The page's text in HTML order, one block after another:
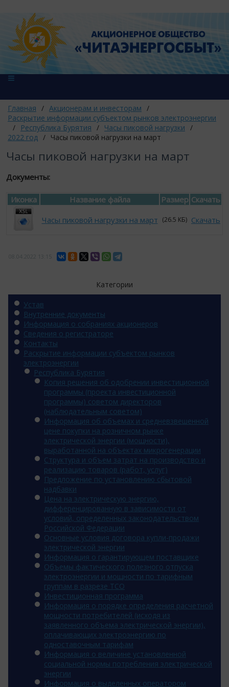
Главная / Акционерам и инвесторам /
Раскрытие информации субъектом рынков электроэнергии
/
Республика Бурятия / Часы пиковой нагрузки /
2022 год / Часы пиковой нагрузки на март
Часы пиковой нагрузки на март
Документы:
Иконка Название файла Размер Скачать
Часы пиковой нагрузки на март (26.5 КБ) Скачать
Категории
Устав
Внутренние документы
Информация о собраниях акционеров
Сведения о регистраторе
Контакты
Раскрытие информации субъектом рынков
электроэнергии
Республика Бурятия
Копия решения об одобрении инвестиционной
программы (проекта инвестиционной
программы) советом директоров
(наблюдательным советом)
Информация об объемах и средневзвешенной
цене покупки на розничном рынке
электрической энергии (мощности),
выработанной на объектах микрогенерации
Структура и объем затрат на производство и
реализацию товаров (работ, услуг)
Предложение по установлению сбытовой
надбавки
Цена на электрическую энергию,
дифференцированную в зависимости от
условий, определенных законодательством
Российской Федерации
Основные условия договора купли-продажи
электрической энергии
Информация о гарантирующем поставщике
Объемы фактического полезного отпуска
электроэнергии и мощности по тарифным
группам в разрезе ТСО
Инвестиционная программа
Информация о порядке определения расчетной
мощности потребителей (исходя из
заявленного объема электрической энергии),
оплачивающих электроэнергию по
одноставочным тарифам
Информация о величине установленной
социальной нормы потребления электрической
энергии
Информация о выделенных оператором